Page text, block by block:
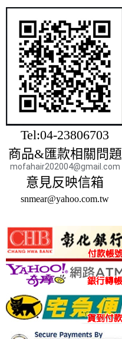
Tel:04-23806703
商品&匯款相關問題
mofahair202004@gmail.com
意見反映信箱
snmear@yahoo.com.tw